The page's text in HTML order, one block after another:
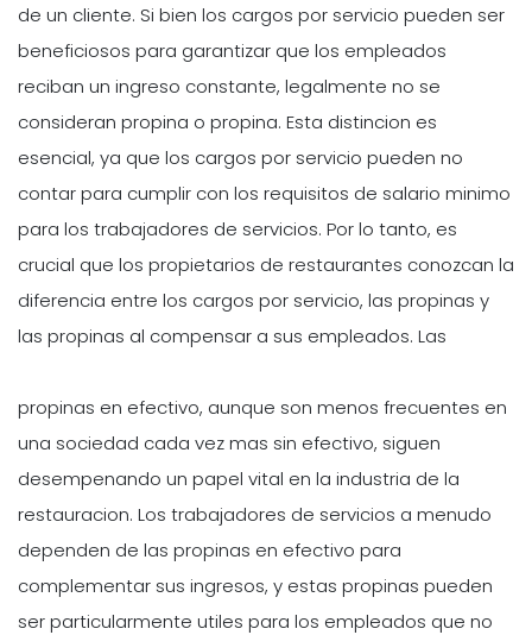
de un cliente. Si bien los cargos por servicio pueden ser
beneficiosos para garantizar que los empleados
reciban un ingreso constante, legalmente no se
consideran propina o propina. Esta distincion es
esencial, ya que los cargos por servicio pueden no
contar para cumplir con los requisitos de salario minimo
para los trabajadores de servicios. Por lo tanto, es
crucial que los propietarios de restaurantes conozcan la
diferencia entre los cargos por servicio, las propinas y
las propinas al compensar a sus empleados. Las
propinas en efectivo, aunque son menos frecuentes en
una sociedad cada vez mas sin efectivo, siguen
desempenando un papel vital en la industria de la
restauracion. Los trabajadores de servicios a menudo
dependen de las propinas en efectivo para
complementar sus ingresos, y estas propinas pueden
ser particularmente utiles para los empleados que no